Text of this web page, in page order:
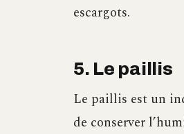
escargots.
5. Le paillis
Le paillis est un
de conserver